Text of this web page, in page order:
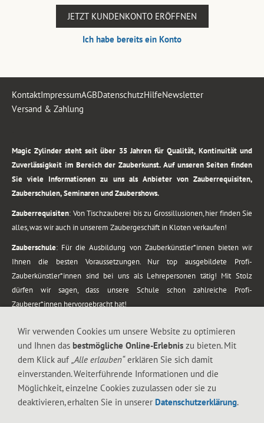
JETZT KUNDENKONTO ERÖFFNEN
Ich habe bereits ein Konto
KontaktImpressumAGBDatenschutzHilfeNewsletter
Versand & Zahlung
Magic Zylinder steht seit über 35 Jahren für Qualität, Kontinuität und
Zuverlässigkeit im Bereich der Zauberkunst. Auf unseren Seiten finden
Sie viele Informationen zu uns als Anbieter von Zauberrequisiten,
Zauberschulen, Seminaren und Zaubershows.
Zauberrequisiten: Von Tischzauberei bis zu Grossillusionen, hier finden Sie
alles, was wir auch in unserem Zaubergeschäft in Kloten verkaufen!
Zauberschule: Für die Ausbildung von Zauberkünstler*innen bieten wir
Ihnen die besten Voraussetzungen. Nur top ausgebildete Profi-
Zauberkünstler*innen sind bei uns als Lehrepersonen tätig! Mit Stolz
dürfen wir sagen, dass unsere Schule schon zahlreiche Profi-
Zauberer*innen hervorgebracht hat!
vom Kinderprogramm bis zur Tischzauberei. Lassen Sie sich faszinieren von
meiner Zauber-Sprech-Show, angerührt mit sprachlichen Sequenzen,
gewürzt mit Gags und visuellen Illusionen wie Kaninchen, Vasen, Seilen,
Wir verwenden Cookies um unsere Website zu optimieren
und Ihnen das bestmögliche Online-Erlebnis zu bieten. Mit
dem Klick auf „Alle erlauben“erklären Sie sich damit
einverstanden. Weiterführende Informationen und die
Möglichkeit, einzelne Cookies zuzulassen oder sie zu
deaktivieren, erhalten Sie in unserer Datenschutzerklärung.